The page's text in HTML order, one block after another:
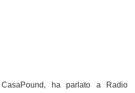
ha parlato a Radio